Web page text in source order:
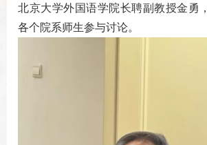
北京大学外国语学院长聘副教授金勇
各个院系师生参与讨论。